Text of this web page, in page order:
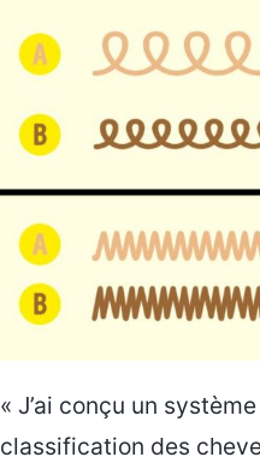
« J’ai conçu un
classification des